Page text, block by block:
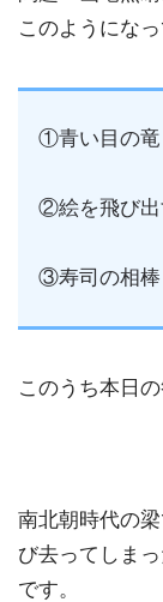
このようになっ
①青い目の竜
②絵を飛び出
③寿司の相
このうち本日
南北朝時代の
び去ってしま
です。